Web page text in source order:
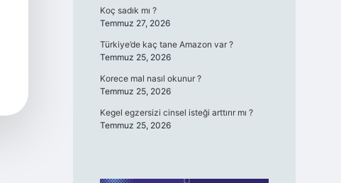
Koç sadık mı ?
Temmuz 27, 2026
Türkiye’de kaç tane Amazon var ?
Temmuz 25, 2026
Korece mal nasıl okunur ?
Temmuz 25, 2026
Kegel egzersizi cinsel isteği arttırır mı ?
Temmuz 25, 2026